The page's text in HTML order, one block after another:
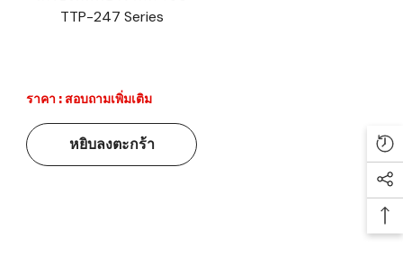
TTP-247 Series
ราคา : สอบถามเพิ่มเติม
หยิบลงตะกร้า